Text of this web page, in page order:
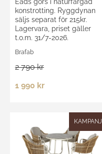
konstrotting. Ryggdynan
säljs separat för 215kr.
Lagervara, priset gäller
t.o.m. 31/7-2026.
Brafab
2 790 kr
1 990 kr
KAMPANJ